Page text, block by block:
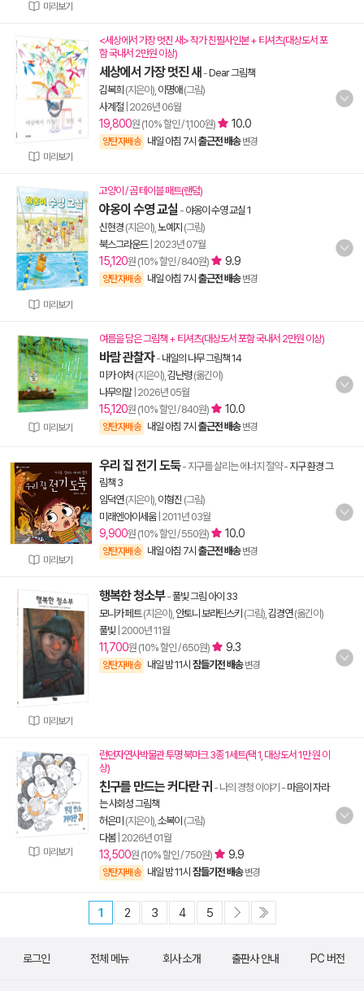
미리보기
미리보기
<세상에서 가장 멋진 새> 작가 친필사인본 + 티셔츠(대상도서 포
함 국내서 2만원 이상)
세상에서 가장 멋진 새 -Dear 그림책
김복희 (지은이), 이명애 (그림)
사계절 2026년 06월
19,800원 (10% 할인 / 1,100원) 10.0
양탄자배송 내일 아침 7시 출근전 배송 변경
미리보기
고양이 / 곰 테이블 매트(랜덤)
야옹이 수영 교실 - 야옹이 수영 교실 1
신현경 (지은이), 노예지 (그림)
북스그라운드| 2023년 07월
15,120원 (10% 할인 / 840원) 9.9
양탄자배송 내일 아침 7시 출근전 배송 변경
미리보기
여름을 담은 그림책 + 티셔츠(대상도서 포함 국내서 2만원 이상)
바람 관찰자- 내일의 나무 그림책 14
미카 아처 (지은이), 김난령(옮긴이)
나무의말| 2026년 05월
15,120원 (10% 할인 / 840원) 10.0
양탄자배송 내일 아침 7시 출근전 배송 변경
미리보기
우리 집 전기 도둑- 지구를 살리는 에너지 절약- 지구 환경 그
림책 3
임덕연(지은이), 이형진 (그림)
미래엔아이세움| 2011년 03월
9,900원 (10% 할인 / 550원) 10.0
양탄자배송 내일 아침 7시 출근전 배송 변경
미리보기
행복한 청소부-풀빛 그림 아이 33
모니카 페트(지은이), 안토니 보라틴스키 (그림), 김경연(옮긴이)
풀빛 2000년 11월
11,700원 (10% 할인 / 650원) 9.3
양탄자배송 내일 밤 11시 잠들기전 배송 변경
미리보기
런던자연사박물관 투명 북마크 3종 1세트(택 1, 대상도서 1만 원 이
상)
친구를 만드는 커다란 귀 - 나의 경청 이야기 - 마음이 자라
는 사회성 그림책
허은미 (지은이), 소복이 (그림)
다봄| 2026년 01월
13,500원 (10% 할인 / 750원) 9.9
양탄자배송 내일 밤 11시 잠들기전 배송 변경
1 2 3 4 5
로그인 전체 메뉴 회사 소개 출판사 안내 PC 버전